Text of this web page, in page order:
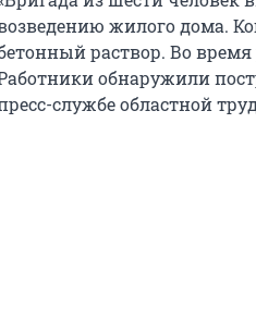
жилого дома.
раствор. Во
обнаружили
службе областной